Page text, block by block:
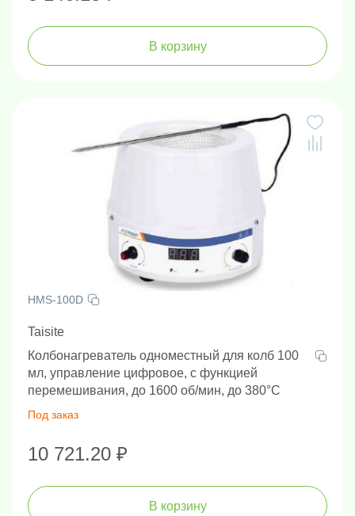
В корзину
HMS-100D
Taisite
Колбонагреватель одноместный для колб 100
мл, управление цифровое, с функцией
перемешивания, до 1600 об/мин, до 380°С
Под заказ
10 721.20 ₽
В корзину